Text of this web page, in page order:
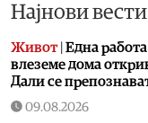
Најнови вести
Живот| Една
влеземе дома
Дали се
09.08.2026